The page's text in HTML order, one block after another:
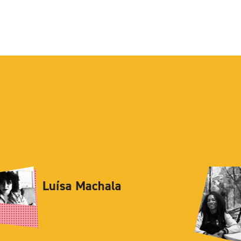
Luísa Machala